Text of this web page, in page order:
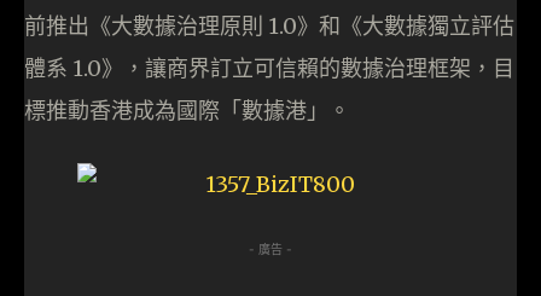
前推出《大數據治理原則 1.0》和《大數據獨立評估
體系 1.0》，讓商界訂立可信賴的數據治理框架，目
標推動香港成為國際「數據港」。
- 廣告 -